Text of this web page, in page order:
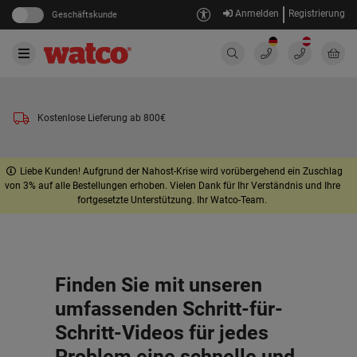
Geschäftskunde Anmelden Registrierung
Kostenlose Lieferung ab 800€
Liebe Kunden! Aufgrund der Nahost-Krise wird vorübergehend ein Zuschlag
von 3% auf alle Bestellungen erhoben. Vielen Dank für Ihr Verständnis und Ihre
fortgesetzte Unterstützung. Ihr Watco-Team.
Finden Sie mit unseren
umfassenden Schritt-für-
Schritt-Videos für jedes